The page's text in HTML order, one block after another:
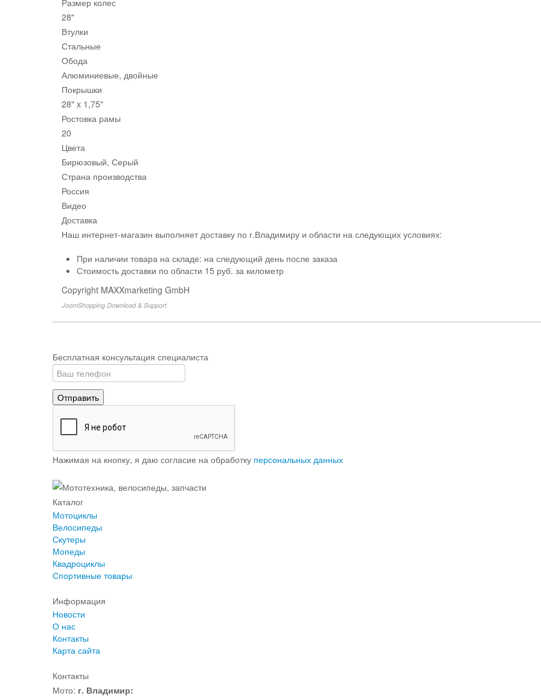
Размер колес
28"
Втулки
Стальные
Обода
Алюминиевые, двойные
Покрышки
28" x 1,75"
Ростовка рамы
20
Цвета
Бирюзовый, Серый
Страна производства
Россия
Видео
Доставка
Наш интернет-магазин выполняет доставку по г.Владимиру и области на следующих условиях:
При наличии товара на складе: на следующий день после заказа
Стоимость доставки по области 15 руб. за километр
Copyright MAXXmarketing GmbH
JoomShopping Download & Support
Бесплатная консультация специалиста
Отправить
Нажимая на кнопку, я даю согласие на обработку персональных данных
Каталог
Мотоциклы
Велосипеды
Скутеры
Мопеды
Квадроциклы
Спортивные товары
Информация
Новости
О нас
Контакты
Карта сайта
Контакты
Мото: г. Владимир: